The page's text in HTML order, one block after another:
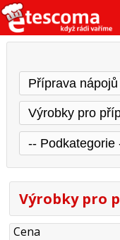
Výrobky pro
Cena